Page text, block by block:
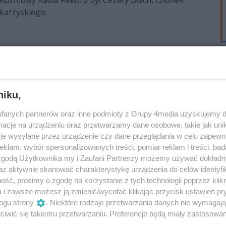
krok.
przejąć władzę w regionie. Jacek
kryzysie i przyszłości partii
wybory wojewódzkie Nowej Lewicy w regionie
najważniejsze stanowiska pozostały w tych
zapewnia, że nie oznacza to stagnacji, lecz
działań. W rozmowie z Radiem Rekord
Nowej Lewicy Jacek Skórski podkreślił, że
na odnowienie struktur i przygotowania do
wytrzeźwień w Kielcach powstanie
Radia Rekord był Maciej Bursztein, kielecki
partnerów oraz inne podmioty z Grupy 4media uzyskujemy
na urządzeniu oraz przetwarzamy dane osobowe, takie jak
wysyłane przez urządzenie czy dane przeglądania w celu
wybór spersonalizowanych treści, pomiar reklam i treści,
Użytkownika my i Zaufani Partnerzy możemy używać
aktywnie skanować charakterystykę urządzenia do celów
prosimy o zgodę na korzystanie z tych technologii poprzez
i zawsze możesz ją zmienić/wycofać klikając przycisk ustawień
strony
. Niektóre rodzaje przetwarzania danych nie
się takiemu przetwarzaniu. Preferencje będą miały